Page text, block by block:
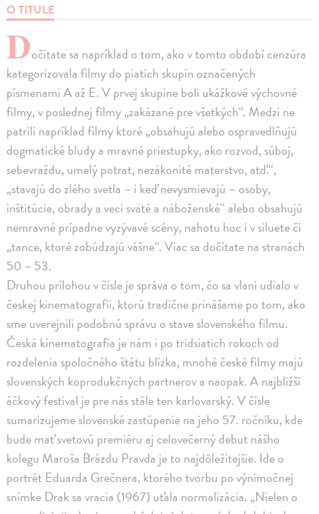
O TITULE
Dočítate sa napríklad o tom, ako v tomto období cenzúra
kategorizovala filmy do piatich skupín označených
písmenami A až E. V prvej skupine boli ukážkové výchovné
filmy, v poslednej filmy „zakázané pre všetkých“. Medzi ne
patrili napríklad filmy ktoré „obsahujú alebo ospravedlňujú
dogmatické bludy a mravné priestupky, ako rozvod, súboj,
sebevraždu, umelý potrat, nezákonité materstvo, atď.“,
„stavajú do zlého svetla – i keď nevysmievajú – osoby,
inštitúcie, obrady a veci sväté a náboženské“ alebo obsahujú
nemravné prípadne vyzývavé scény, nahotu hoc i v siluete či
„tance, ktoré zobúdzajú vášne“. Viac sa dočítate na stranách
50 – 53.
Druhou prílohou v čísle je správa o tom, čo sa vlani udialo v
českej kinematografii, ktorú tradične prinášame po tom, ako
sme uverejnili podobnú správu o stave slovenského filmu.
Česká kinematografia je nám i po tridsiatich rokoch od
rozdelenia spoločného štátu blízka, mnohé české filmy majú
slovenských koprodukčných partnerov a naopak. A najbližší
áčkový festival je pre nás stále ten karlovarský. V čísle
sumarizujeme slovenské zastúpenie na jeho 57. ročníku, kde
bude mať svetovú premiéru aj celovečerný debut nášho
kolegu Maroša Brázdu Pravda je to najdôležitejšie. Ide o
portrét Eduarda Grečnera, ktorého tvorbu po výnimočnej
snímke Drak sa vracia (1967) uťala normalizácia. „Nielen o